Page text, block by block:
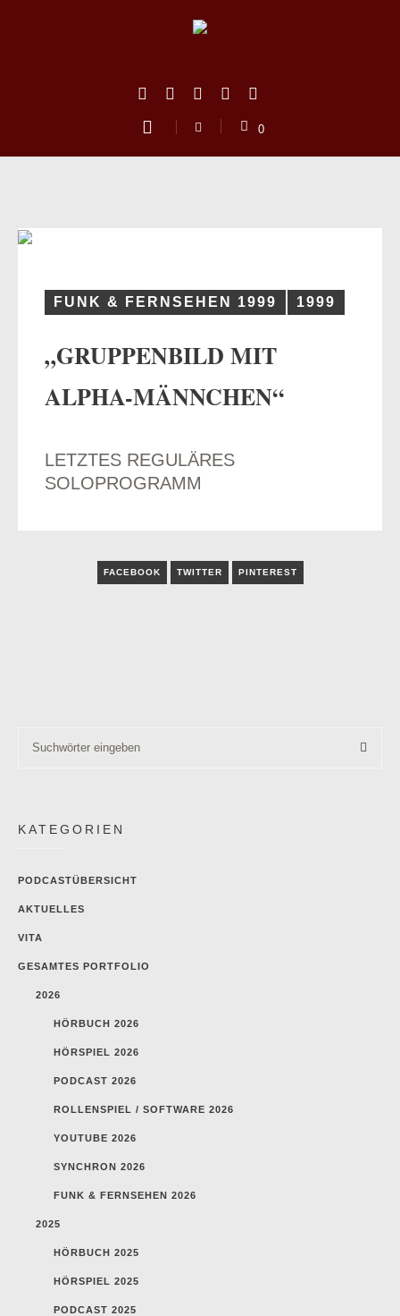
0
FUNK & FERNSEHEN 1999 1999
„GRUPPENBILD MIT
ALPHA-MÄNNCHEN“
LETZTES REGULÄRES
SOLOPROGRAMM
FACEBOOK TWITTER PINTEREST
KATEGORIEN
PODCASTÜBERSICHT
AKTUELLES
VITA
GESAMTES PORTFOLIO
2026
HÖRBUCH 2026
HÖRSPIEL 2026
PODCAST 2026
ROLLENSPIEL / SOFTWARE 2026
YOUTUBE 2026
SYNCHRON 2026
FUNK & FERNSEHEN 2026
2025
HÖRBUCH 2025
HÖRSPIEL 2025
PODCAST 2025